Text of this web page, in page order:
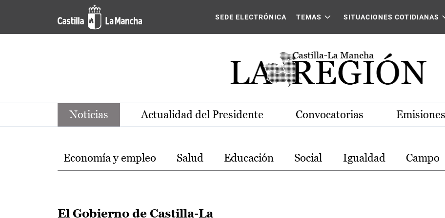
Pasar al contenido principal
Noticias de la región de Castilla-La Mancha
SEDE ELECTRÓNICA TEMAS SITUACIONES COTIDIANAS
Noticias Actualidad del Presidente Convocatorias
Temas
Economía y empleo Salud Educación Social Igualdad Campo
El Gobierno de Castilla-La